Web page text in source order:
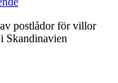
postlådor för villor
Skandinavien